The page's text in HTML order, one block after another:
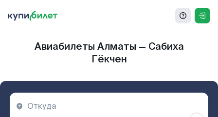
Авиабилеты Алматы — Сабиха
Гёкчен